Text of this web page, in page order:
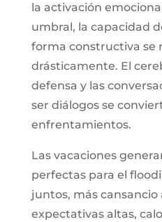
la activación
umbral, la capacidad
forma constructiva se
drásticamente. El
defensa y las
ser diálogos se
enfrentamientos.
Las vacaciones
perfectas para el
juntos, más
expectativas altas,